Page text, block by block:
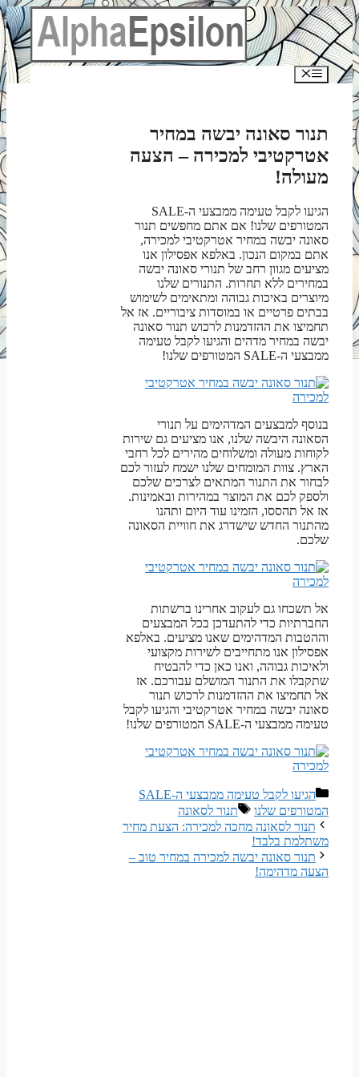
לדלג
לתוכן
תפריט
תנור סאונה יבשה במחיר
אטרקטיבי למכירה – הצעה
מעולה!
הגיעו לקבל טעימה ממבצעי ה-SALE
המטורפים שלנו! אם אתם מחפשים תנור
סאונה יבשה במחיר אטרקטיבי למכירה,
אתם במקום הנכון. באלפא אפסילון אנו
מציעים מגוון רחב של תנורי סאונה יבשה
במחירים ללא תחרות. התנורים שלנו
מיוצרים באיכות גבוהה ומתאימים לשימוש
בבתים פרטיים או במוסדות ציבוריים. אז אל
תחמיצו את ההזדמנות לרכוש תנור סאונה
יבשה במחיר מדהים והגיעו לקבל טעימה
ממבצעי ה-SALE המטורפים שלנו!
בנוסף למבצעים המדהימים על תנורי
הסאונה היבשה שלנו, אנו מציעים גם שירות
לקוחות מעולה ומשלוחים מהירים לכל רחבי
הארץ. צוות המומחים שלנו ישמח לעזור לכם
לבחור את התנור המתאים לצרכים שלכם
ולספק לכם את המוצר במהירות ובאמינות.
אז אל תהססו, הזמינו עוד היום ותהנו
מהתנור החדש שישדרג את חוויית הסאונה
שלכם.
אל תשכחו גם לעקוב אחרינו ברשתות
החברתיות כדי להתעדכן בכל המבצעים
וההטבות המדהימים שאנו מציעים. באלפא
אפסילון אנו מתחייבים לשירות מקצועי
ולאיכות גבוהה, ואנו כאן כדי להבטיח
שתקבלו את התנור המושלם עבורכם. אז
אל תחמיצו את ההזדמנות לרכוש תנור
סאונה יבשה במחיר אטרקטיבי והגיעו לקבל
טעימה ממבצעי ה-SALE המטורפים שלנו!
קטגוריות
הגיעו לקבל טעימה ממבצעי ה-SALE
המטורפים שלנו
תגיות
תנור לסאונה
תנור לסאונה מחכה למכירה: הצעת מחיר
משתלמת בלבד!
תנור סאונה יבשה למכירה במחיר טוב –
הצעה מדהימה!